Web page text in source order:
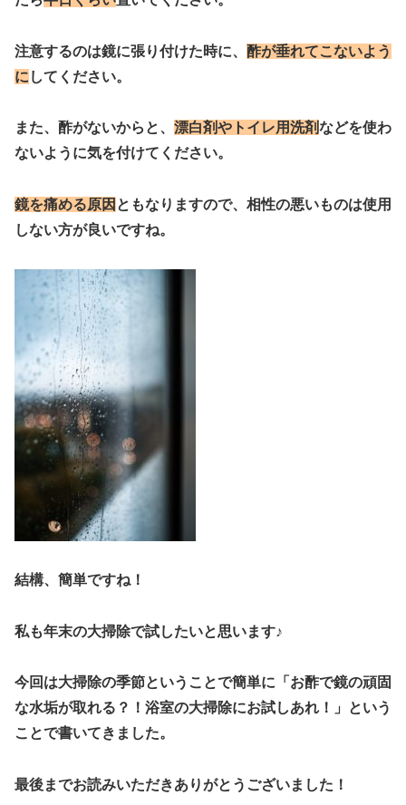
注意するのは鏡に張り付けた時に、 酢が垂れてこないよう
に してください。
また、酢がないからと、 漂白剤やトイレ用洗剤などを使わ
ないように気を付けてください。
鏡を痛める原因 ともなりますので、相性の悪いものは使用
しない方が良いですね。
結構、簡単ですね！
私も年末の大掃除で試したいと思います♪
今回は大掃除の季節ということで簡単に「お酢で鏡の頑固
な水垢が取れる？！浴室の大掃除にお試しあれ！」という
ことで書いてきました。
最後までお読みいただきありがとうございました！